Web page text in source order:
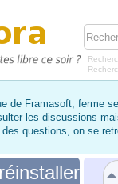
de Framasoft, ferme
les discussions
questions, on se